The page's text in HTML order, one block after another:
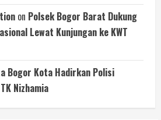
on Polsek Bogor Barat Dukung
Lewat Kunjungan ke KWT
Bogor Kota Hadirkan Polisi
Nizhamia